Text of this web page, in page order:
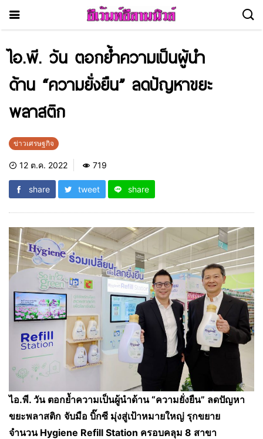
ไอ.พี. วัน ตอกย้ำความเป็นผู้นำ
ด้าน “ความยั่งยืน” ลดปัญหาขยะ
พลาสติก
ข่าวเศรษฐกิจ
12 ต.ค. 2022 719
share tweet share
ไอ.พี. วัน ตอกย้ำความเป็นผู้นำด้าน “ความยั่งยืน” ลดปัญหา
ขยะพลาสติก จับมือ บิ๊กซี มุ่งสู่เป้าหมายใหญ่ รุกขยาย
จำนวน Hygiene Refill Station ครอบคลุม 8 สาขา